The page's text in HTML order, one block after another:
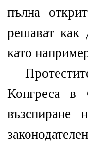
пълна
решават как
като
Конгреса в
възспиране